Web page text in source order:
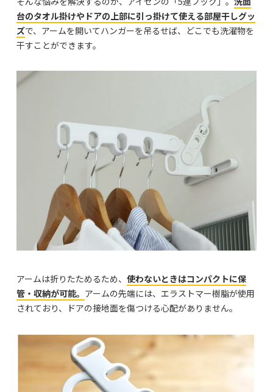
台のタオル掛けやドアの上部に引っ掛けて使える部屋干しグッ
ズで、アームを開いてハンガーを吊るせば、どこでも洗濯物を
干すことができます。
アームは折りたためるため、 使わないときはコンパクトに保
管・収納が可能。 アームの先端には、エラストマー樹脂が使用
されており、ドアの接地面を傷つける心配がありません。